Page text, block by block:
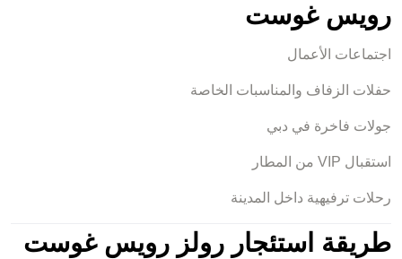
رويس غوست
اجتماعات الأعمال
حفلات الزفاف والمناسبات الخاصة
جولات فاخرة في دبي
استقبال VIP من المطار
رحلات ترفيهية داخل المدينة
طريقة استئجار رولز رويس غوست